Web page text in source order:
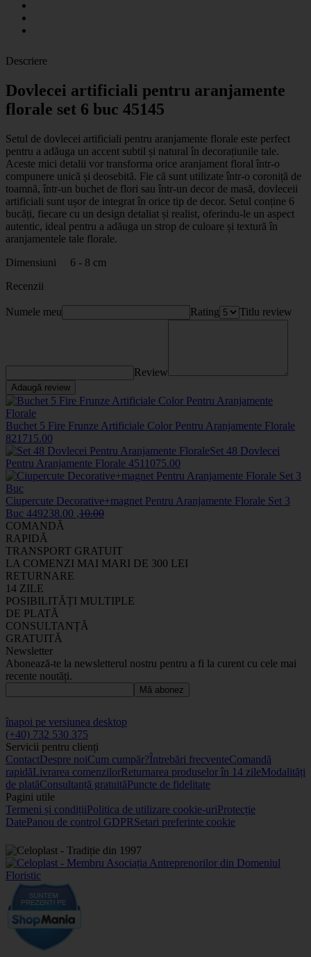
Descriere
Dovlecei artificiali pentru aranjamente
florale set 6 buc 45145
Setul de dovlecei artificiali pentru aranjamente florale este perfect
pentru a adăuga un accent subtil și natural în decorațiunile tale.
Aceste mici detalii vor transforma orice aranjament floral într-o
compunere unică și deosebită. Fie că sunt utilizate într-o coroniță de
toamnă, într-un buchet de flori sau într-un decor de masă, dovleceii
artificiali sunt ușor de integrat în orice tip de decor. Setul conține 6
bucăți, fiecare cu un design detaliat și realist, oferindu-le un aspect
autentic, ideal pentru a adăuga un strop de culoare și textură în
aranjamentele tale florale.
Dimensiuni 6 - 8 cm
Recenzii
Numele meu Rating Titlu review
Review
Adaugă review
Buchet 5 Fire Frunze Artificiale Color Pentru Aranjamente Florale
821715.00
Set 48 Dovlecei
Pentru Aranjamente Florale 4511075.00
Ciupercute Decorative+magnet Pentru Aranjamente Florale Set 3
Buc 449238.00 ,10.00
COMANDĂ
RAPIDĂ
TRANSPORT GRATUIT
LA COMENZI MAI MARI DE 300 LEI
RETURNARE
14 ZILE
POSIBILITĂȚI MULTIPLE
DE PLATĂ
CONSULTANȚĂ
GRATUITĂ
Newsletter
Abonează-te la newsletterul nostru pentru a fi la curent cu cele mai
recente noutăți.
Mă abonez
înapoi pe versiunea desktop
(+40) 732 530 375
Servicii pentru clienți
ContactDespre noiCum cumpăr?Întrebări frecventeComandă
rapidăLivrarea comenzilorReturnarea produselor în 14 zileModalități
de platăConsultanță gratuităPuncte de fidelitate
Pagini utile
Termeni și condițiiPolitica de utilizare cookie-uriProtecție
DatePanou de control GDPRSetari preferinte cookie